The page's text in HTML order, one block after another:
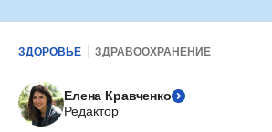
ЗДОРОВЬЕ ЗДРАВООХРАНЕНИЕ
Елена Кравченко
Редактор